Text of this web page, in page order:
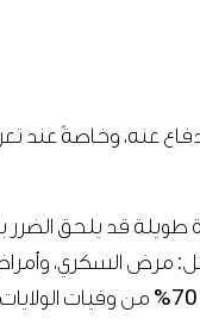
عنه، وخاصةً عند
طويلة قد يلحق
مرض السكري،
ومرض الانسداد الرئوي من أهم مسببات الوفاة في العالم. كما قد تبين أن الالتهاب مرتبط بمعظم الأمراض المزمنة